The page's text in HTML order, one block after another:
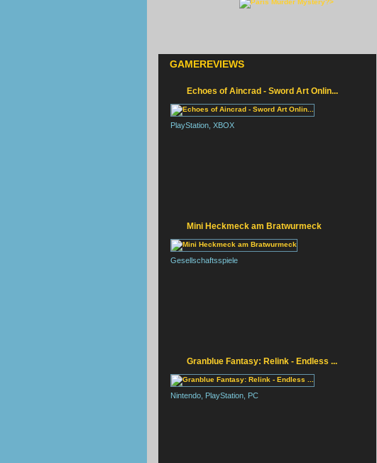
NORMAL
GAMEREVIEWS
Echoes of Aincrad - Sword Art Onlin...
PlayStation, XBOX
Mini Heckmeck am Bratwurmeck
Gesellschaftsspiele
Granblue Fantasy: Relink - Endless ...
Nintendo, PlayStation, PC